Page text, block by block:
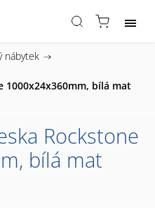
nábytek /
1000x24x360mm, bílá mat
Rockstone
bílá mat